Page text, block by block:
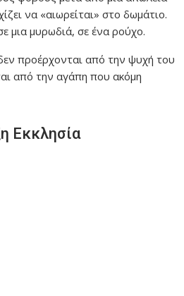
να «αιωρείται» στο δωμάτιο.
μια μυρωδιά, σε ένα ρούχο.
προέρχονται από την ψυχή του
από την αγάπη που ακόμη
Εκκλησία